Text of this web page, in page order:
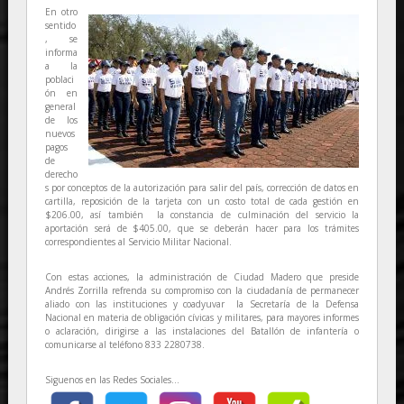
En otro
sentido
, se
informa
a la
poblaci
ón en
general
de los
nuevos
pagos
de
derecho
s por conceptos de la autorización para salir del país, corrección de datos en
cartilla, reposición de la tarjeta con un costo total de cada gestión en
$206.00, así también la constancia de culminación del servicio la
aportación será de $405.00, que se deberán hacer para los trámites
correspondientes al Servicio Militar Nacional.
Con estas acciones, la administración de Ciudad Madero que preside
Andrés Zorrilla refrenda su compromiso con la ciudadanía de permanecer
aliado con las instituciones y coadyuvar la Secretaría de la Defensa
Nacional en materia de obligación cívicas y militares, para mayores informes
o aclaración, dirigirse a las instalaciones del Batallón de infantería o
comunicarse al teléfono 833 2280738.
Siguenos en las Redes Sociales...